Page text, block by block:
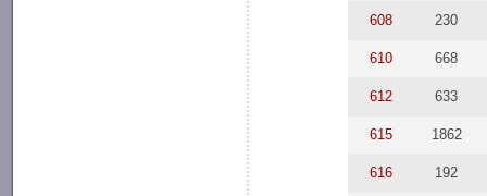
608 230
610 668
612 633
615 1862
616 192